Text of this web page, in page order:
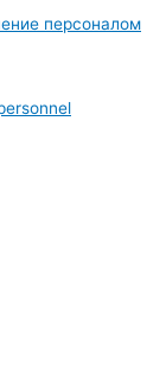
персоналом